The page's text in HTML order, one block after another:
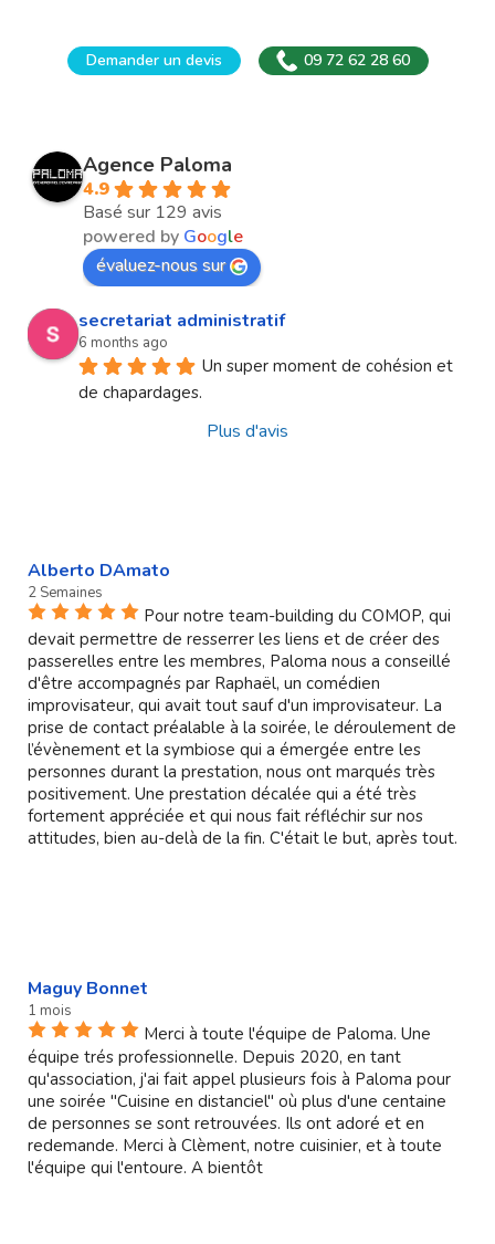
Demander un devis 09 72 62 28 60
Agence Paloma
4.9
Basé sur 129 avis
powered by Google
évaluez-nous sur
secretariat administratif
6 months ago
Un super moment de cohésion et
de chapardages.
Plus d'avis
Alberto DAmato
2 Semaines
Pour notre team-building du COMOP, qui
devait permettre de resserrer les liens et de créer des
passerelles entre les membres, Paloma nous a conseillé
d'être accompagnés par Raphaël, un comédien
improvisateur, qui avait tout sauf d'un improvisateur. La
prise de contact préalable à la soirée, le déroulement de
l’évènement et la symbiose qui a émergée entre les
personnes durant la prestation, nous ont marqués très
positivement. Une prestation décalée qui a été très
fortement appréciée et qui nous fait réfléchir sur nos
attitudes, bien au-delà de la fin. C'était le but, après tout.
Maguy Bonnet
1 mois
Merci à toute l'équipe de Paloma. Une
équipe trés professionnelle. Depuis 2020, en tant
qu'association, j'ai fait appel plusieurs fois à Paloma pour
une soirée "Cuisine en distanciel" où plus d'une centaine
de personnes se sont retrouvées. Ils ont adoré et en
redemande. Merci à Clèment, notre cuisinier, et à toute
l'équipe qui l'entoure. A bientôt